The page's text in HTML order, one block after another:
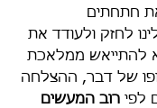
חתחתים
לחזק ולעודד את
להתייאש ממלאכת
של דבר, ההצלחה
לפי רוב המעשים